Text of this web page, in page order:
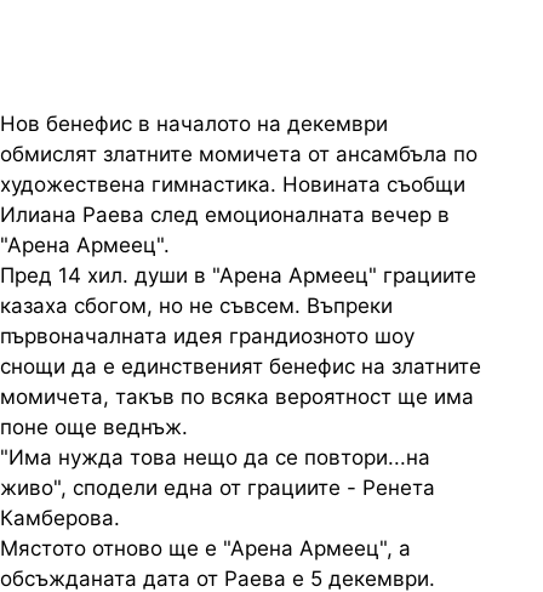
Нов бенефис в началото на декември
обмислят златните момичета от ансамбъла по
художествена гимнастика. Новината съобщи
Илиана Раева след емоционалната вечер в
"Арена Армеец".
Пред 14 хил. души в "Арена Армеец" грациите
казаха сбогом, но не съвсем. Въпреки
първоначалната идея грандиозното шоу
снощи да е единственият бенефис на златните
момичета, такъв по всяка вероятност ще има
поне още веднъж.
"Има нужда това нещо да се повтори...на
живо", сподели една от грациите - Ренета
Камберова.
Мястото отново ще е "Арена Армеец", а
обсъжданата дата от Раева е 5 декември.